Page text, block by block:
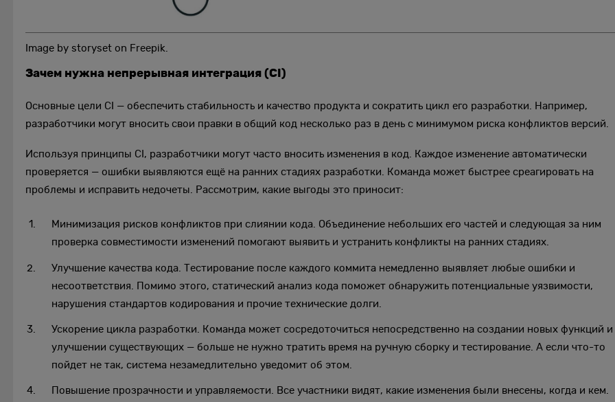
Image by storyset on Freepik.
Зачем нужна непрерывная интеграция (CI)
Основные цели CI — обеспечить стабильность и качество продукта и сократить цикл его разработки. Например,
разработчики могут вносить свои правки в общий код несколько раз в день с минимумом риска конфликтов версий.
Используя принципы CI, разработчики могут часто вносить изменения в код. Каждое изменение автоматически
проверяется — ошибки выявляются ещё на ранних стадиях разработки. Команда может быстрее среагировать на
проблемы и исправить недочеты. Рассмотрим, какие выгоды это приносит:
Минимизация рисков конфликтов при слиянии кода. Объединение небольших его частей и следующая за ним
проверка совместимости изменений помогают выявить и устранить конфликты на ранних стадиях.
Улучшение качества кода. Тестирование после каждого коммита немедленно выявляет любые ошибки и
несоответствия. Помимо этого, статический анализ кода поможет обнаружить потенциальные уязвимости,
нарушения стандартов кодирования и прочие технические долги.
Ускорение цикла разработки. Команда может сосредоточиться непосредственно на создании новых функций и
улучшении существующих — больше не нужно тратить время на ручную сборку и тестирование. А если что-то
пойдет не так, система незамедлительно уведомит об этом.
Повышение прозрачности и управляемости. Все участники видят, какие изменения были внесены, когда и кем.